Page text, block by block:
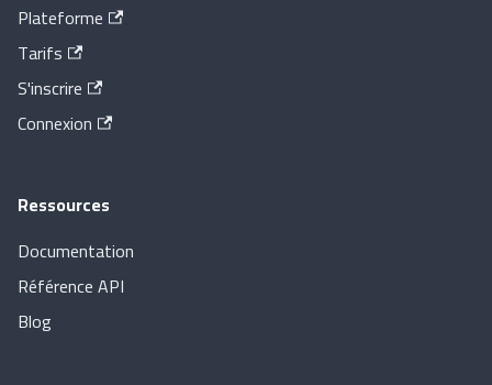
Plateforme
Tarifs
S'inscrire
Connexion
Ressources
Documentation
Référence API
Blog